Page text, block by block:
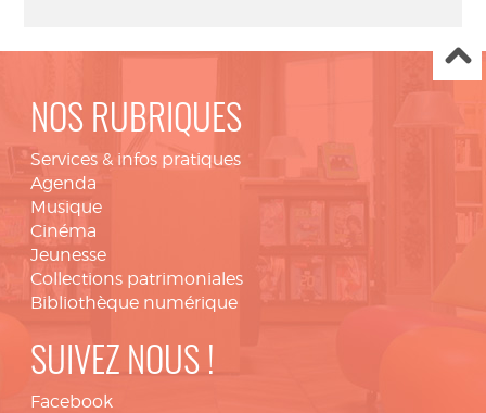
NOS RUBRIQUES
Services & infos pratiques
Agenda
Musique
Cinéma
Jeunesse
Collections patrimoniales
Bibliothèque numérique
SUIVEZ NOUS !
Facebook